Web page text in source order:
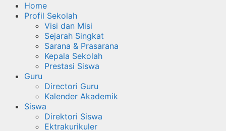
Home
Profil Sekolah
Visi dan Misi
Sejarah Singkat
Sarana & Prasarana
Kepala Sekolah
Prestasi Siswa
Guru
Directori Guru
Kalender Akademik
Siswa
Direktori Siswa
Ektrakurikuler